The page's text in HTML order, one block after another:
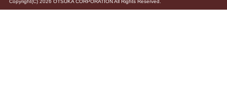
Copyright(C) 2026 OTSUKA CORPORATION All Rights Reserved.